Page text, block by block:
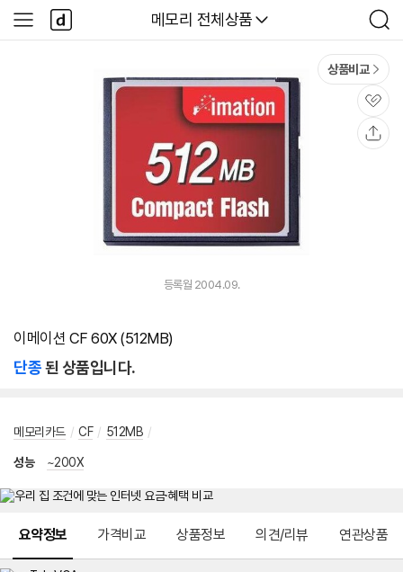
다나와
메모리 전체상품
검
색
사
이
다
나
와
상품비교
관
심
등록월 2004.09.
이메이션 CF 60X (512MB)
단종된 상품입니다.
메모리카드 / CF / 512MB /
성능 ~200X
요약정보 가격비교 상품정보 의견/리뷰 연관상품